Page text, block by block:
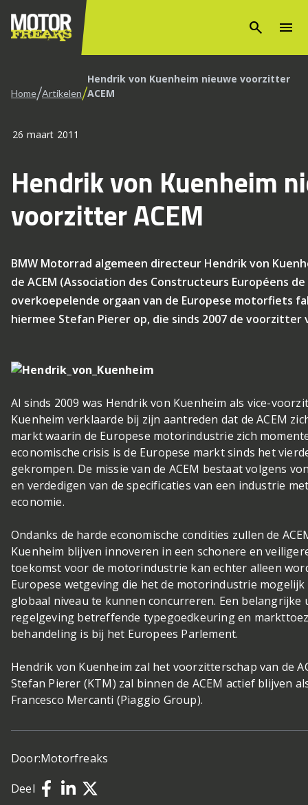
search menu
Home/Artikelen/Hendrik von Kuenheim nieuwe voorzitter
ACEM
26 maart 2011
Hendrik von Kuenheim
voorzitter ACEM
BMW Motorrad algemeen directeur Hendrik von
de ACEM (Association des Constructeurs Européens
overkoepelende orgaan van de Europese motorfiets
hiermee Stefan Pierer op, die sinds 2007 de voorzitter
Al sinds 2009 was Hendrik von Kuenheim als vice-
Kuenheim verklaarde bij zijn aantreden dat de ACEM
markt waarin de Europese motorindustrie zich
economische crisis is de Europese markt sinds het
gekrompen. De missie van de ACEM bestaat volgens
en verdedigen van de specificaties van een industrie
economie.
Ondanks de harde economische condities zullen de
Kuenheim blijven innoveren in een schonere en
toekomst voor de motorindustrie kan echter alleen
Europese wetgeving die het de motorindustrie
globaal niveau te kunnen concurreren. Een
regelgeving betreffende typegoedkeuring en
behandeling is bij het Europees Parlement.
Hendrik von Kuenheim zal het voorzitterschap van de
Stefan Pierer (KTM) zal binnen de ACEM actief blijven
Francesco Mercanti (Piaggio Group).
Door:Motorfreaks
Deel